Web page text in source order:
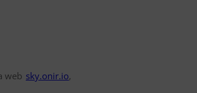
web sky.onir.io,